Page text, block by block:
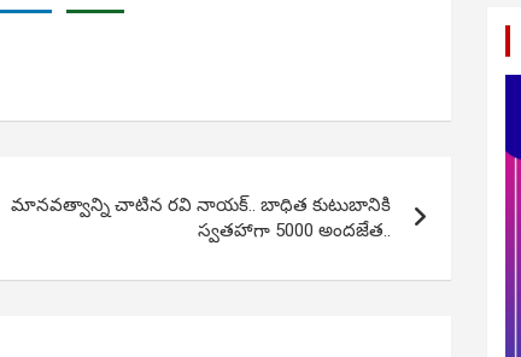
మానవత్వాన్ని చాటిన రవి నాయక్.. బాధిత కుటుబానికి
స్వతహాగా 5000 అందజేత..